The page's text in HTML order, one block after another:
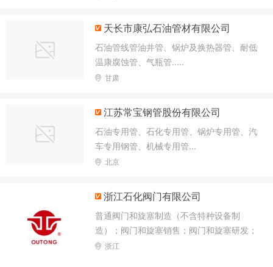
天长市康弘石油管材有限公司
石油管线管油井管、锅炉及换热器管、耐低
温康腐蚀管、气瓶管.....
甘肃
江苏常宝钢管股份有限公司
石油专用管、石化专用管、锅炉专用管、汽
车专用钢管、机械专用管...
北京
浙江石化阀门有限公司
普通阀门和旋塞制造（不含特种设备制
造）；阀门和旋塞销售；阀门和旋塞研发；
技术服务、技术开发
浙江